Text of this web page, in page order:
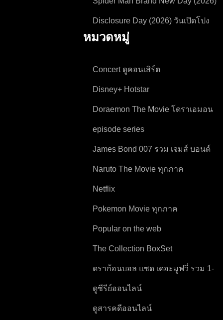
Disclosure Day (2026) วันเปิดโปง
ไขปริศนาลวงโลก
หมวดหมู่
Concert ดูคอนเสิร์ต
Disney+ Hotstar
Doraemon The Movie โดราเอมอน
episode series
James Bond 007 รวม เจมส์ บอนด์
Naruto The Movie ทุกภาค
Netflix
Pokemon Movie ทุกภาค
Popular on the web
The Collection BoxSet
ดราก้อนบอล แซด เดอะมูฟวี่ รวม 1-
ดูซีรีย์ออนไลน์
ดูสารคดีออนไลน์